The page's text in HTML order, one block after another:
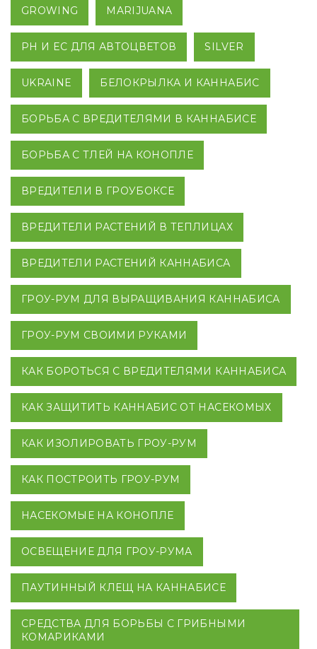
GROWING MARIJUANA
PH И EC ДЛЯ АВТОЦВЕТОВ SILVER
UKRAINE БЕЛОКРЫЛКА И КАННАБИС
БОРЬБА С ВРЕДИТЕЛЯМИ В КАННАБИСЕ
БОРЬБА С ТЛЕЙ НА КОНОПЛЕ
ВРЕДИТЕЛИ В ГРОУБОКСЕ
ВРЕДИТЕЛИ РАСТЕНИЙ В ТЕПЛИЦАХ
ВРЕДИТЕЛИ РАСТЕНИЙ КАННАБИСА
ГРОУ-РУМ ДЛЯ ВЫРАЩИВАНИЯ КАННАБИСА
ГРОУ-РУМ СВОИМИ РУКАМИ
КАК БОРОТЬСЯ С ВРЕДИТЕЛЯМИ КАННАБИСА
КАК ЗАЩИТИТЬ КАННАБИС ОТ НАСЕКОМЫХ
КАК ИЗОЛИРОВАТЬ ГРОУ-РУМ
КАК ПОСТРОИТЬ ГРОУ-РУМ
НАСЕКОМЫЕ НА КОНОПЛЕ
ОСВЕЩЕНИЕ ДЛЯ ГРОУ-РУМА
ПАУТИННЫЙ КЛЕЩ НА КАННАБИСЕ
СРЕДСТВА ДЛЯ БОРЬБЫ С ГРИБНЫМИ
КОМАРИКАМИ